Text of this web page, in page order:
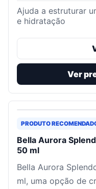
Ajuda a estruturar
e hidratação
Ver
PRODUTO
Bella Aurora
50 ml
Bella Aurora
ml, uma opção de